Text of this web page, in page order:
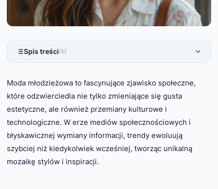
Spis treści(5)
Moda młodzieżowa to fascynujące zjawisko społeczne,
które odzwierciedla nie tylko zmieniające się gusta
estetyczne, ale również przemiany kulturowe i
technologiczne. W erze mediów społecznościowych i
błyskawicznej wymiany informacji, trendy ewoluują
szybciej niż kiedykolwiek wcześniej, tworząc unikalną
mozaikę stylów i inspiracji.